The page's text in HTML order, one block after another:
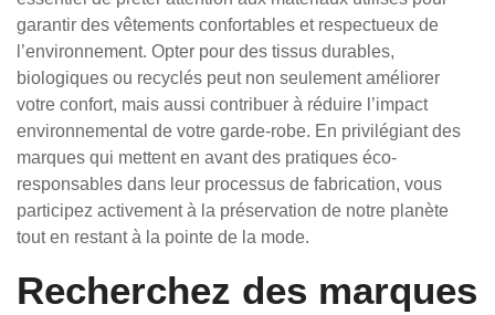
garantir des vêtements confortables et respectueux de
l’environnement. Opter pour des tissus durables,
biologiques ou recyclés peut non seulement améliorer
votre confort, mais aussi contribuer à réduire l’impact
environnemental de votre garde-robe. En privilégiant des
marques qui mettent en avant des pratiques éco-
responsables dans leur processus de fabrication, vous
participez activement à la préservation de notre planète
tout en restant à la pointe de la mode.
Recherchez des marques